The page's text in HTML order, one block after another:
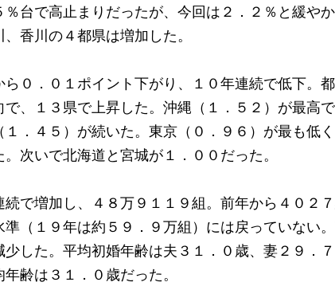
％台で高止まりだったが、今回は２．２％と緩や
香川の４都県は増加した。
ら０．０１ポイント下がり、１０年連続で低下。
、１３県で上昇した。沖縄（１．５２）が最高で
１．４５）が続いた。東京（０．９６）が最も低
。次いで北海道と宮城が１．００だった。
で増加し、４８万９１１９組。前年から４０２７
準（１９年は約５９．９万組）には戻っていない
少した。平均初婚年齢は夫３１．０歳、妻２９．
齢は３１．０歳だった。